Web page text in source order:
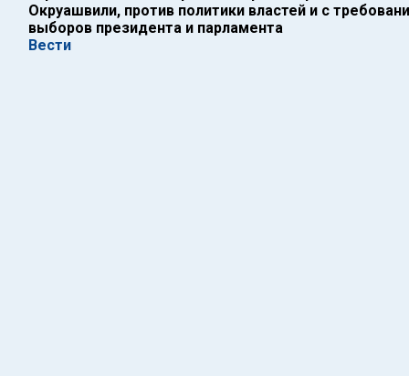
Окруашвили, против политики властей и с
выборов президента и парламента
Вести